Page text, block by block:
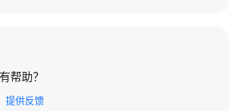
帮助？
提供反馈